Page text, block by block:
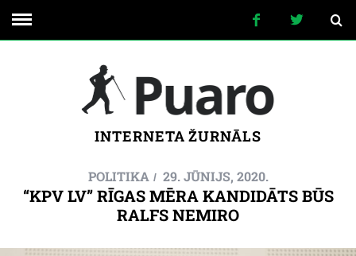
INTERNETA ŽURNĀLS
POLITIKA 29. JŪNIJS, 2020.
“KPV LV” RĪGAS MĒRA KANDIDĀTS BŪS
RALFS NEMIRO